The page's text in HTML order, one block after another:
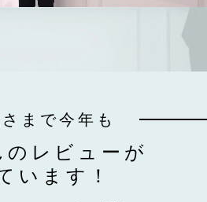
まで今年も
のレビューが
います！